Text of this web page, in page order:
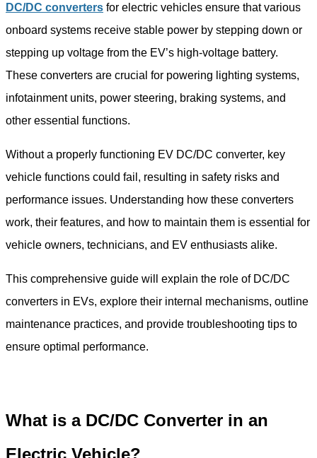
DC/DC converters for electric vehicles ensure that various
onboard systems receive stable power by stepping down or
stepping up voltage from the EV’s high-voltage battery.
These converters are crucial for powering lighting systems,
infotainment units, power steering, braking systems, and
other essential functions.
Without a properly functioning EV DC/DC converter, key
vehicle functions could fail, resulting in safety risks and
performance issues. Understanding how these converters
work, their features, and how to maintain them is essential for
vehicle owners, technicians, and EV enthusiasts alike.
This comprehensive guide will explain the role of DC/DC
converters in EVs, explore their internal mechanisms, outline
maintenance practices, and provide troubleshooting tips to
ensure optimal performance.
What is a DC/DC Converter in an